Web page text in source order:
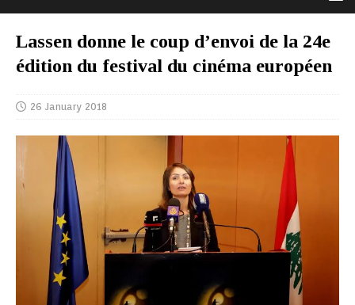
Lassen donne le coup d’envoi de la 24e
édition du festival du cinéma européen
26 January 2018